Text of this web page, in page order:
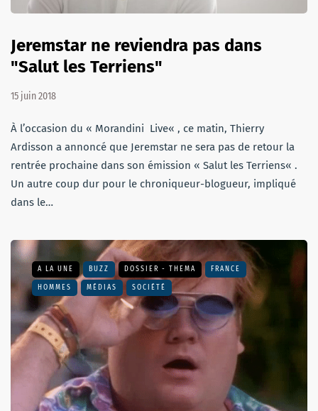
Jeremstar ne reviendra pas dans
"Salut les Terriens"
15 juin 2018
À l’occasion du « Morandini Live« , ce matin, Thierry
Ardisson a annoncé que Jeremstar ne sera pas de retour la
rentrée prochaine dans son émission « Salut les Terriens« .
Un autre coup dur pour le chroniqueur-blogueur, impliqué
dans le…
A LA UNE BUZZ DOSSIER - THEMA FRANCE
HOMMES MÉDIAS SOCIÉTÉ